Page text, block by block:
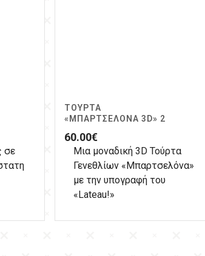
σε
ΤΟΎΡΤΑ
«ΜΠΑΡΤΣΕΛΌΝΑ 3D» 2
60.00€
Μια μοναδική 3D Τούρτα
Γενεθλίων «Μπαρτσελόνα»
με την υπογραφή του
«Lateau!»